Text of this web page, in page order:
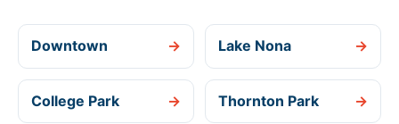
Downtown → Lake Nona →
College Park → Thornton Park →